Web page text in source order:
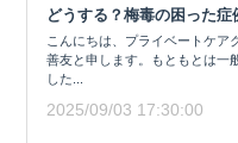
どうする？梅毒の困った症
こんにちは、プライベートケア
善友と申します。もともとは一
した...
2025/09/03 17:30:00